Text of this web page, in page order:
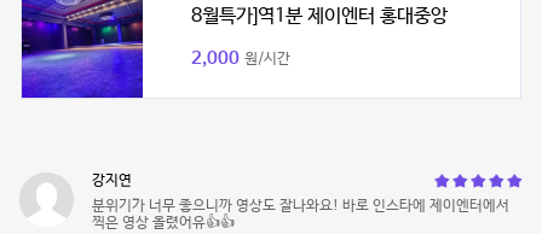
8월특가]역1분 제이엔터 홍대중앙
2,000 원/시간
강지연
분위기가 너무 좋으니까 영상도 잘나와요! 바로 인스타에 제이엔터에서
찍은 영상 올렸어유👍👍